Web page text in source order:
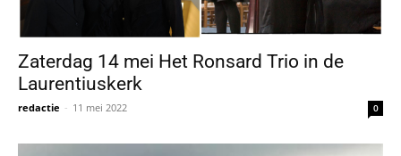
Zaterdag 14 mei Het Ronsard Trio in de
Laurentiuskerk
redactie - 11 mei 2022 0